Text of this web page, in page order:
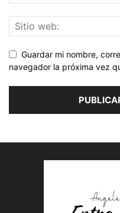
Guardar mi nombre,
navegador la próxima vez